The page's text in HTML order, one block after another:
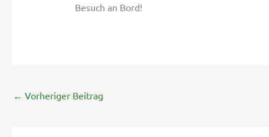
Besuch an Bord!
← Vorheriger Beitrag